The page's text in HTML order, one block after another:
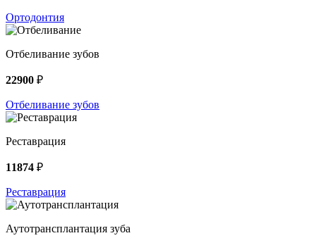
Ортодонтия
Отбеливание зубов
22900 ₽
Отбеливание зубов
Реставрация
11874 ₽
Реставрация
Аутотрансплантация зуба